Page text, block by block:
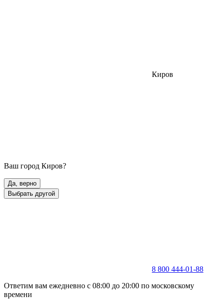
Киров
Ваш город Киров?
Да, верно
Выбрать другой
8 800 444-01-88
Ответим вам ежедневно с 08:00 до 20:00 по московскому
времени